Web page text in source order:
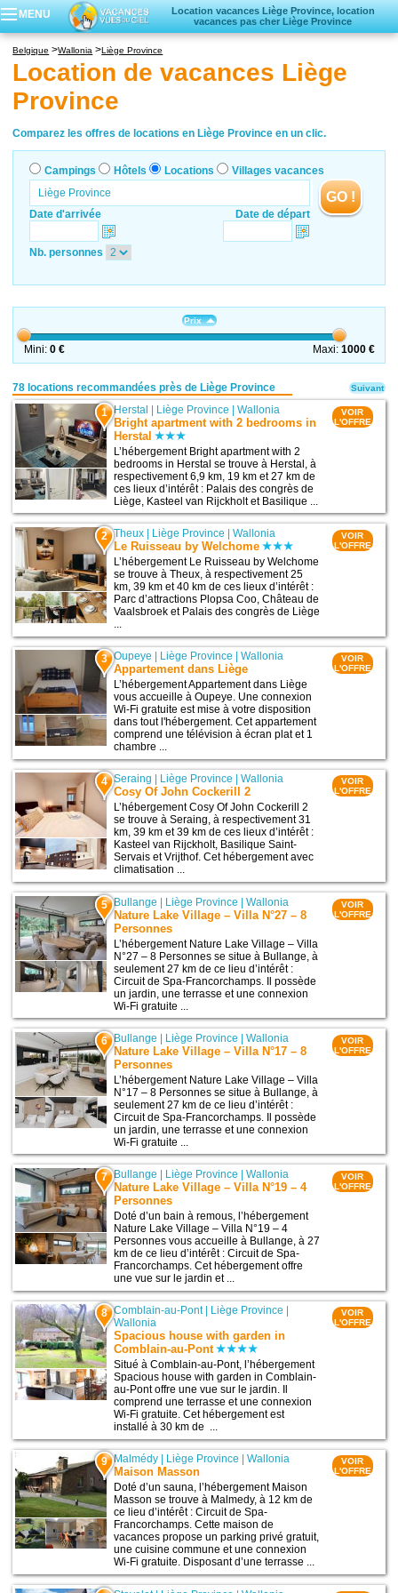
MENU
Location vacances Liège Province, location
vacances pas cher Liège Province
Locations vacances
Belgique Wallonia Liège Province
Location de vacances Liège
Province
Comparez les offres de locations en Liège Province en un clic.
Campings Hôtels Locations Villages vacances
Date d'arrivée Date de départ
GO !
Nb. personnes
Prix
Mini: 0 € Maxi: 1000 €
78 locations recommandées près de Liège Province
1 Herstal | Liège Province |Wallonia
Bright apartment with 2 bedrooms in
Herstal
L’hébergement Bright apartment with 2
bedrooms in Herstal se trouve à Herstal, à
respectivement 6,9 km, 19 km et 27 km de
ces lieux d’intérêt : Palais des congrès de
Liège, Kasteel van Rijckholt et Basilique ...
VOIR
L'OFFRE
2 Theux Liège Province |Wallonia
Le Ruisseau by Welchome
L’hébergement Le Ruisseau by Welchome
se trouve à Theux, à respectivement 25
km, 39 km et 40 km de ces lieux d’intérêt :
Parc d’attractions Plopsa Coo, Château de
Vaalsbroek et Palais des congrès de Liège
...
VOIR
L'OFFRE
3 Oupeye Liège Province |Wallonia
Appartement dans Liège
L’hébergement Appartement dans Liège
vous accueille à Oupeye. Une connexion
Wi-Fi gratuite est mise à votre disposition
dans tout l'hébergement. Cet appartement
comprend une télévision à écran plat et 1
chambre ...
VOIR
L'OFFRE
4 Seraing Liège Province |Wallonia
Cosy Of John Cockerill 2
L’hébergement Cosy Of John Cockerill 2
se trouve à Seraing, à respectivement 31
km, 39 km et 39 km de ces lieux d’intérêt :
Kasteel van Rijckholt, Basilique Saint-
Servais et Vrijthof. Cet hébergement avec
climatisation ...
VOIR
L'OFFRE
5 Bullange | Liège Province |Wallonia
Nature Lake Village – Villa N°27 – 8
Personnes
L’hébergement Nature Lake Village – Villa
N°27 – 8 Personnes se situe à Bullange, à
seulement 27 km de ce lieu d’intérêt :
Circuit de Spa-Francorchamps. Il possède
un jardin, une terrasse et une connexion
Wi-Fi gratuite ...
VOIR
L'OFFRE
6 Bullange | Liège Province |Wallonia
Nature Lake Village – Villa N°17 – 8
Personnes
L’hébergement Nature Lake Village – Villa
N°17 – 8 Personnes se situe à Bullange, à
seulement 27 km de ce lieu d’intérêt :
Circuit de Spa-Francorchamps. Il possède
un jardin, une terrasse et une connexion
Wi-Fi gratuite ...
VOIR
L'OFFRE
7 Bullange Liège Province |Wallonia
Nature Lake Village – Villa N°19 – 4
Personnes
Doté d’un bain à remous, l’hébergement
Nature Lake Village – Villa N°19 – 4
Personnes vous accueille à Bullange, à 27
km de ce lieu d’intérêt : Circuit de Spa-
Francorchamps. Cet hébergement offre
une vue sur le jardin et ...
VOIR
L'OFFRE
8 Comblain-au-Pont| Liège Province
Wallonia
Spacious house with garden in
Comblain-au-Pont
Situé à Comblain-au-Pont, l’hébergement
Spacious house with garden in Comblain-
au-Pont offre une vue sur le jardin. Il
comprend une terrasse et une connexion
Wi-Fi gratuite. Cet hébergement est
installé à 30 km de ...
VOIR
L'OFFRE
9 Malmédy Liège Province |Wallonia
Maison Masson
Doté d’un sauna, l’hébergement Maison
Masson se trouve à Malmedy, à 12 km de
ce lieu d’intérêt : Circuit de Spa-
Francorchamps. Cette maison de
vacances propose un parking privé gratuit,
une cuisine commune et une connexion
Wi-Fi gratuite. Disposant d’une terrasse ...
VOIR
L'OFFRE
Suivant